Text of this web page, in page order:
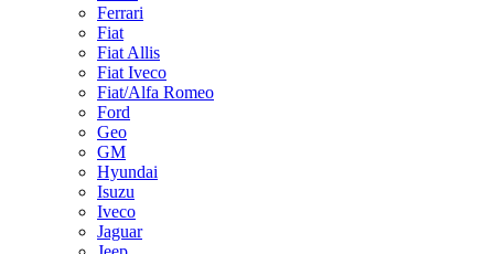
Ferrari
Fiat
Fiat Allis
Fiat Iveco
Fiat/Alfa Romeo
Ford
Geo
GM
Hyundai
Isuzu
Iveco
Jaguar